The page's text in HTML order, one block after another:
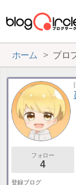
ホーム プロ
フォロー
4
登録ブログ